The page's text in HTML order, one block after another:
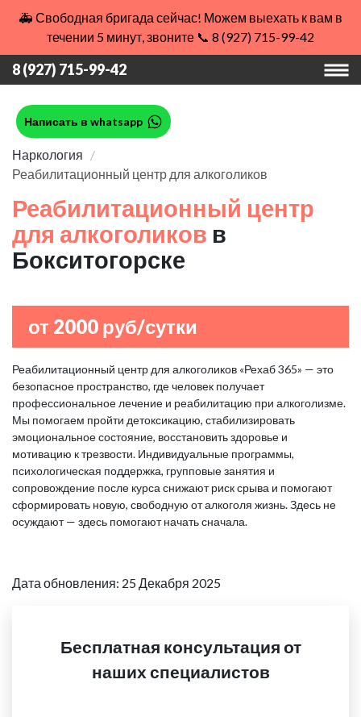
🚑 Свободная бригада сейчас! Можем выехать к вам в
течении 5 минут, звоните 📞 8 (927) 715-99-42
8 (927) 715-99-42
Написать в whatsapp
Наркология
Реабилитационный центр для алкоголиков
Реабилитационный центр
для алкоголиков в
Бокситогорске
от 2000 руб/сутки
Реабилитационный центр для алкоголиков «Рехаб 365» — это
безопасное пространство, где человек получает
профессиональное лечение и реабилитацию при алкоголизме.
Мы помогаем пройти детоксикацию, стабилизировать
эмоциональное состояние, восстановить здоровье и
мотивацию к трезвости. Индивидуальные программы,
психологическая поддержка, групповые занятия и
сопровождение после курса снижают риск срыва и помогают
сформировать новую, свободную от алкоголя жизнь. Здесь не
осуждают — здесь помогают начать сначала.
Дата обновления: 25 Декабря 2025
Бесплатная консультация от
наших специалистов